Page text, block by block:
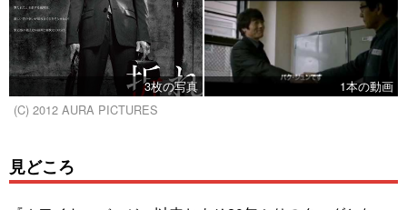
3枚の写真
1本の動画
(C) 2012 AURA PICTURES
見どころ